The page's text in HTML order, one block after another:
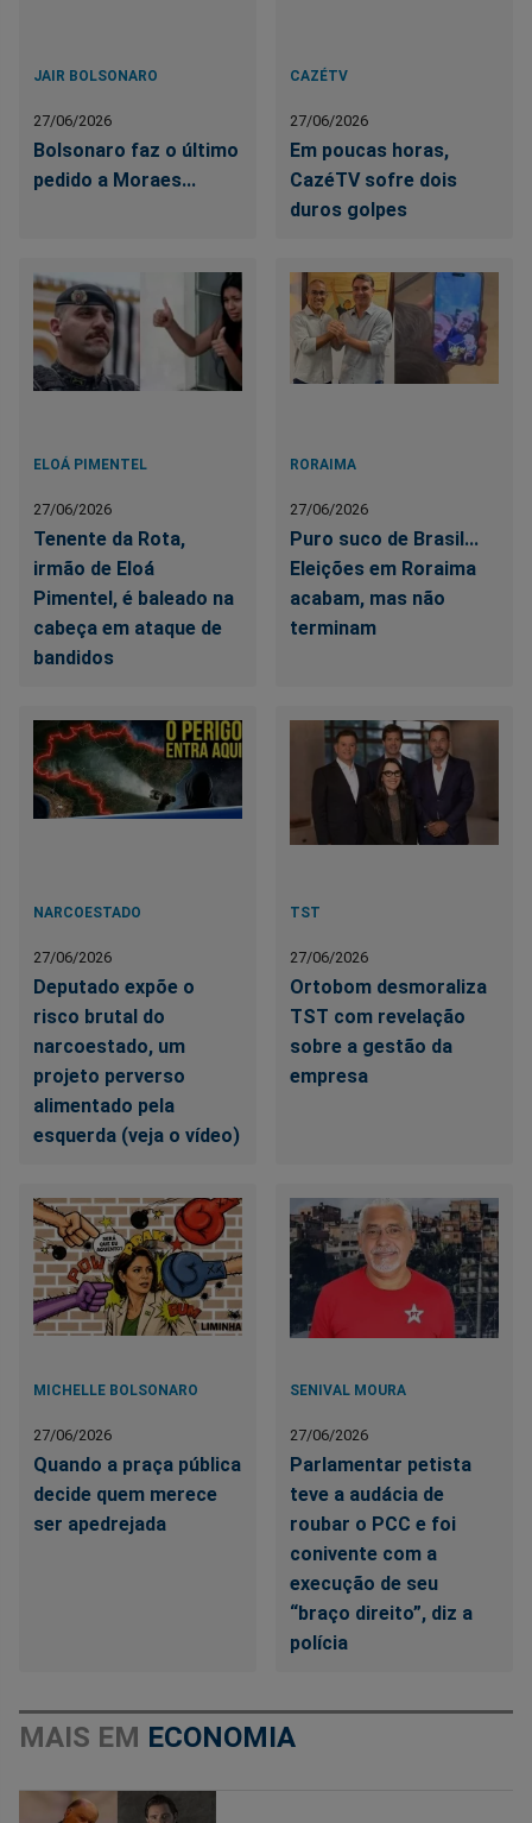
JAIR BOLSONARO
27/06/2026
Bolsonaro faz o último
pedido a Moraes...
CAZÉTV
27/06/2026
Em poucas horas,
CazéTV sofre dois
duros golpes
ELOÁ PIMENTEL
27/06/2026
Tenente da Rota,
irmão de Eloá
Pimentel, é baleado na
cabeça em ataque de
bandidos
RORAIMA
27/06/2026
Puro suco de Brasil...
Eleições em Roraima
acabam, mas não
terminam
NARCOESTADO
27/06/2026
Deputado expõe o
risco brutal do
narcoestado, um
projeto perverso
alimentado pela
esquerda (veja o vídeo)
TST
27/06/2026
Ortobom desmoraliza
TST com revelação
sobre a gestão da
empresa
MICHELLE BOLSONARO
27/06/2026
Quando a praça pública
decide quem merece
ser apedrejada
SENIVAL MOURA
27/06/2026
Parlamentar petista
teve a audácia de
roubar o PCC e foi
conivente com a
execução de seu
“braço direito”, diz a
polícia
MAIS EM ECONOMIA